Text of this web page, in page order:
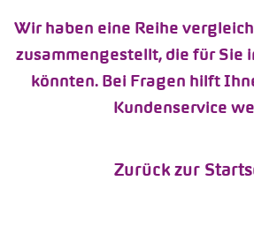
Wir haben eine Reihe
zusammengestellt, die für Sie
könnten. Bei Fragen hilft
Kundenservice
Zurück zur